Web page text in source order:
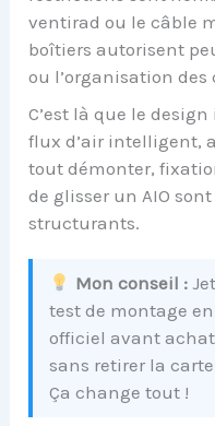
ventirad ou le câble
boîtiers autorisent
ou l’organisation des
C’est là que le
flux d’air intelligent,
tout démonter,
de glisser un AIO
structurants.
Mon conseil :
test de montage
officiel avant
sans retirer la
Ça change tout !